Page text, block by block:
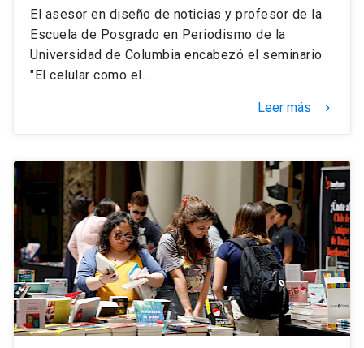
El asesor en diseño de noticias y profesor de la
Escuela de Posgrado en Periodismo de la
Universidad de Columbia encabezó el seminario
"El celular como el…
Leer más keyboard_arrow_right